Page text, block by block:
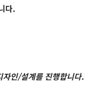
다.
인/설계를 진행합니다.